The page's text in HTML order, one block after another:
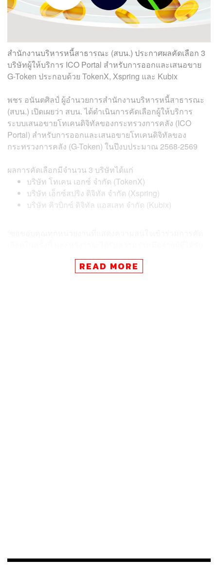
สำนักงานบริหารหนี้สาธารณะ (สบน.) ประกาศผลคัดเลือก 3
บริษัทผู้ให้บริการ ICO Portal สำหรับการออกและเสนอขาย
G-Token ประกอบด้วย TokenX, Xspring และ Kubix
พชร อนันตศิลป์ ผู้อำนวยการสำนักงานบริหารหนี้สาธารณะ
(สบน.) เปิดเผยว่า สบน. ได้ดำเนินการคัดเลือกผู้ให้บริการ
ระบบเสนอขายโทเคนดิจิทัลของกระทรวงการคลัง (ICO
Portal) สำหรับการออกและเสนอขายโทเคนดิจิทัลของ
กระทรวงการคลัง (G-Token) ในปีงบประมาณ 2568-2569
ผลการคัดเลือกมีจำนวน 3 บริษัทได้แก่
บริษัท โทเคน เอกซ์ จำกัด (TokenX)
บริษัท เอ็กซ์สปริง ดิจิทัล จำกัด (Xspring)
บริษัท คิวบิกซ์ ดิจิทัล แอสเสท จำกัด (Kubix)
คัดเลือกในการออกและเสนอขาย G-Token ครั้งนี้และครั้งต่อ
ไป เพื่อให้การดำเนินการเป็นไปอย่างมีประสิทธิภาพ และช่วย
READ MORE